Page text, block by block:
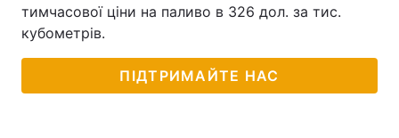
тимчасової ціни на паливо в 326 дол. за тис.
кубометрів.
ПІДТРИМАЙТЕ НАС